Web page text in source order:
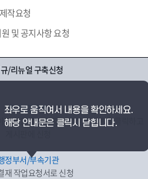
작요청
및 공지사항 요청
/리뉴얼 구축신청
학과/연구소
하단 홈페이지 개설신청 버튼을 클릭하고
정부서/부속기관
재 작업요청서로 신청